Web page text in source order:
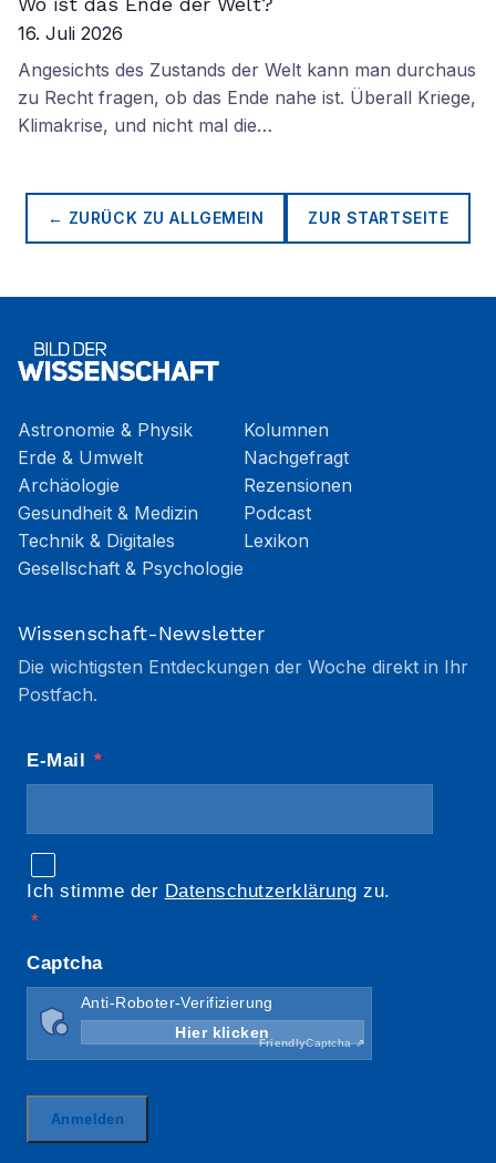
16. Juli 2026
Angesichts des Zustands der Welt kann man durchaus
zu Recht fragen, ob das Ende nahe ist. Überall Kriege,
Klimakrise, und nicht mal die…
← ZURÜCK ZUALLGEMEIN ZUR STARTSEITE
Astronomie & Physik
Erde & Umwelt
Archäologie
Gesundheit & Medizin
Technik & Digitales
Gesellschaft & Psychologie
Kolumnen
Nachgefragt
Rezensionen
Podcast
Lexikon
Wissenschaft-Newsletter
Die wichtigsten Entdeckungen der Woche direkt in Ihr
Postfach.